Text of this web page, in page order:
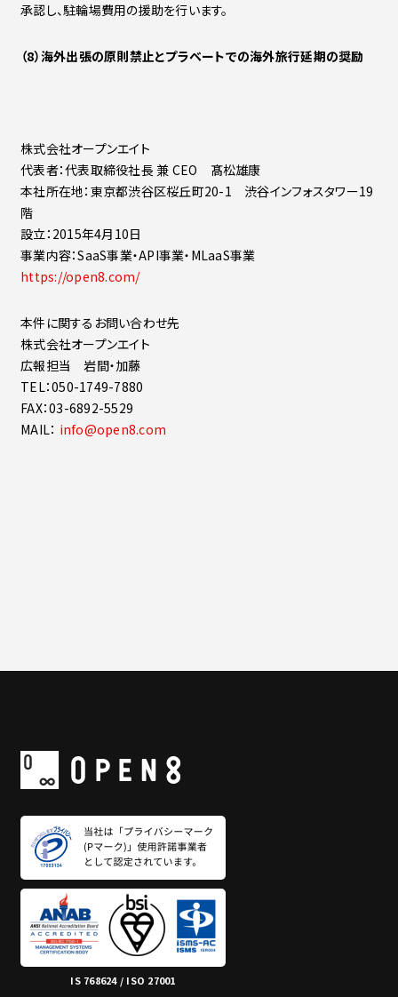
承認し、駐輪場費用の援助を行います。
（8）海外出張の原則禁止とプラベートでの海外旅行延期の奨励
株式会社オープンエイト
代表者：代表取締役社長 兼 CEO 髙松雄康
本社所在地：東京都渋谷区桜丘町20-1 渋谷インフォスタワー19
階
設立：2015年4月10日
事業内容：SaaS事業・API事業・MLaaS事業
https://open8.com/
本件に関するお問い合わせ先
株式会社オープンエイト
広報担当 岩間・加藤
TEL：050-1749-7880
FAX：03-6892-5529
MAIL： info@open8.com
IS 768624 / ISO 27001